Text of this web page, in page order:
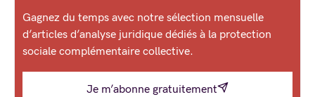
Gagnez du temps avec notre sélection mensuelle
d’articles d’analyse juridique dédiés à la protection
sociale complémentaire collective.
Je m’abonne gratuitement